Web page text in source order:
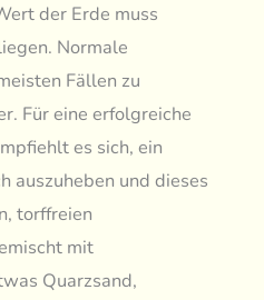
der Erde muss
Normale
Fällen zu
Für eine erfolgreiche
es sich, ein
auszuheben und dieses
torffreien
mit
Quarzsand,